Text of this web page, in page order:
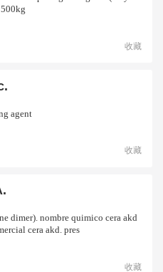
收藏
agent
收藏
dimer). nombre quimico cera akd
cera akd. pres
收藏